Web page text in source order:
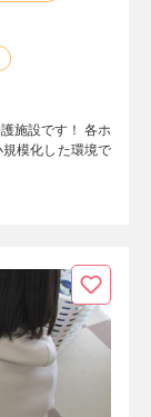
施設です！ 各ホ
模化した環境で